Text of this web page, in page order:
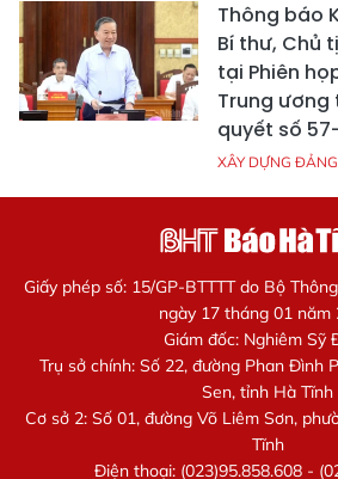
Thông báo
Bí thư, Chủ
tại Phiên
Trung ương
quyết số
XÂY DỰNG ĐẢNG
Giấy phép số: 15/GP-BTTTT do Bộ
ngày 17 tháng 01 năm
Giám đốc: Nghiêm Sỹ
Trụ sở chính: Số 22, đường Phan Đình
Sen, tỉnh Hà Tĩnh
Cơ sở 2: Số 01, đường Võ Liêm Sơn,
Tĩnh
Điện thoại: (023)95.858.608 -